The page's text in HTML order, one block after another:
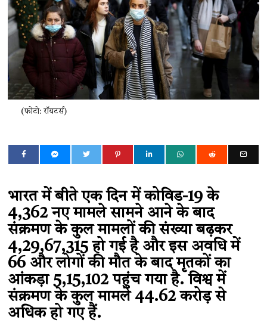
(फोटो: रॉयटर्स)
भारत में बीते एक दिन में कोविड-19 के
4,362 नए मामले सामने आने के बाद
संक्रमण के कुल मामलों की संख्या बढ़कर
4,29,67,315 हो गई है और इस अवधि में
66 और लोगों की मौत के बाद मृतकों का
आंकड़ा 5,15,102 पहुंच गया है. विश्व में
संक्रमण के कुल मामले 44.62 करोड़ से
अधिक हो गए हैं.